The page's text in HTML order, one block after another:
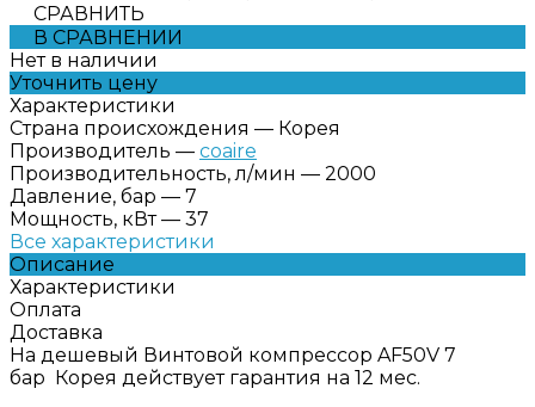
СРАВНИТЬ
В СРАВНЕНИИ
Нет в наличии
Уточнить цену
Характеристики
Страна происхождения — Корея
Производитель — coaire
Производительность, л/мин — 2000
Давление, бар — 7
Мощность, кВт — 37
Все характеристики
Описание
Характеристики
Оплата
Доставка
На дешевый Винтовой компрессор AF50V 7
бар Корея действует гарантия на 12 мес.